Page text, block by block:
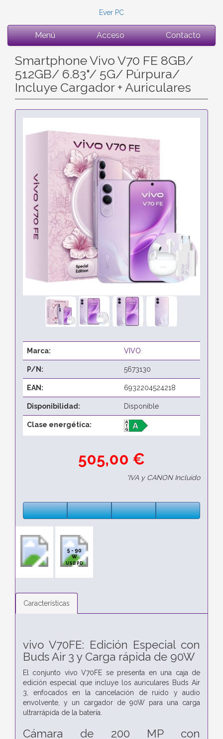
Ever PC
Menú Acceso Contacto
Smartphone Vivo V70 FE 8GB/
512GB/ 6.83"/ 5G/ Púrpura/
Incluye Cargador + Auriculares
Marca: VIVO
P/N: 5673130
EAN: 6932204524218
Disponibilidad: Disponible
Clase energética:
505,00 €
*IVA y CANON Incluido
5 - 90
W
USB PD
Características
vivo V70FE: Edición Especial con
Buds Air 3 y Carga rápida de 90W
El conjunto vivo V70FE se presenta en una caja de
edición especial que incluye los auriculares Buds Air
3, enfocados en la cancelación de ruido y audio
envolvente, y un cargador de 90W para una carga
ultrarrápida de la batería.
Cámara de 200 MP con